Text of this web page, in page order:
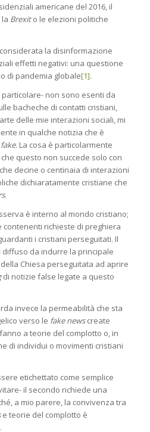
americane del 2016, il
Brexito le elezioni politiche
la disinformazione
effetti negativi: una questione
di pandemia globale[1].
particolare- non sono esenti da
bacheche di contatti cristiani,
delle mie interazioni sociali, mi
in qualche notizia che è
fake. La cosa è particolarmente
questo non succede solo con
decine o centinaia di interazioni
dichiaratamente cristiane che
.
è interno al mondo cristiano;
contenenti richieste di preghiera
i cristiani perseguitati. Il
da indurre la principale
Chiesa perseguitata ad aprire
di notizie false legate a questo
invece la permeabilità che sta
verso le fake newscreate
a teorie del complotto o, in
di individui o movimenti cristiani
etichettato come semplice
il secondo richiede una
a mio parere, la convivenza tra
e teorie del complotto è